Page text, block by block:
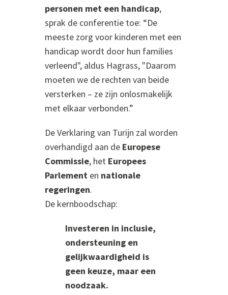
personen met een handicap,
sprak de conferentie toe: “De
meeste zorg voor kinderen met een
handicap wordt door hun families
verleend", aldus Hagrass, "Daarom
moeten we de rechten van beide
versterken – ze zijn onlosmakelijk
met elkaar verbonden.”
De Verklaring van Turijn zal worden
overhandigd aan de Europese
Commissie, het Europees
Parlement en nationale
regeringen.
De kernboodschap:
Investeren in inclusie,
ondersteuning en
gelijkwaardigheid is
geen keuze, maar een
noodzaak.